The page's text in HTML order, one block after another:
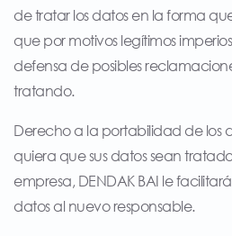
de tratar los datos en la forma
que por motivos legítimos
defensa de posibles
tratando.
Derecho a la portabilidad de los
quiera que sus datos sean
empresa, DENDAK BAI le
datos al nuevo responsable.